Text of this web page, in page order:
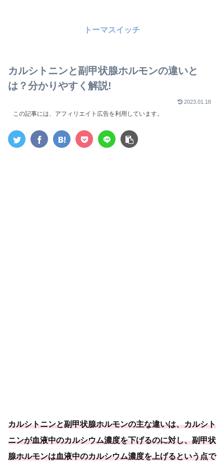
トーマスイッチ
カルシトニンと副甲状腺ホルモンの違いと
は？分かりやすく解説!
2023.01.18
この記事には、アフィリエイト広告を利用しています。
カルシトニンと副甲状腺ホルモンの主な違いは、カルシト
ニンが血液中のカルシウム濃度を下げるのに対し、副甲状
腺ホルモンは血液中のカルシウム濃度を上げるという点で